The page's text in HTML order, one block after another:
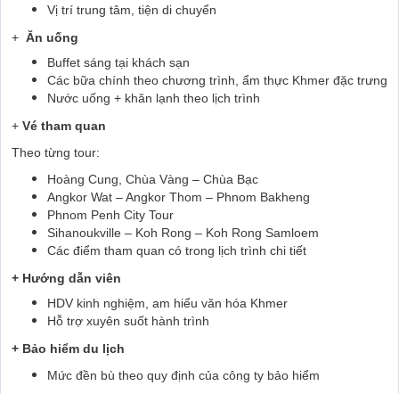
Vị trí trung tâm, tiện di chuyển
+ Ăn uống
Buffet sáng tại khách sạn
Các bữa chính theo chương trình, ẩm thực Khmer đặc trưng
Nước uống + khăn lạnh theo lịch trình
+ Vé tham quan
Theo từng tour:
Hoàng Cung, Chùa Vàng – Chùa Bạc
Angkor Wat – Angkor Thom – Phnom Bakheng
Phnom Penh City Tour
Sihanoukville – Koh Rong – Koh Rong Samloem
Các điểm tham quan có trong lịch trình chi tiết
+ Hướng dẫn viên
HDV kinh nghiệm, am hiểu văn hóa Khmer
Hỗ trợ xuyên suốt hành trình
+ Bảo hiểm du lịch
Mức đền bù theo quy định của công ty bảo hiểm